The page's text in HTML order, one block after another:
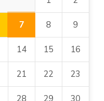
7 8 9
14 15 16
21 22 23